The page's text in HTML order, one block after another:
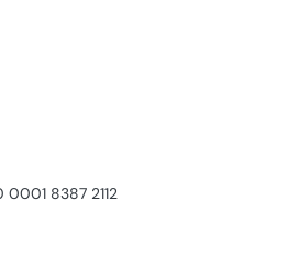
8387 2112